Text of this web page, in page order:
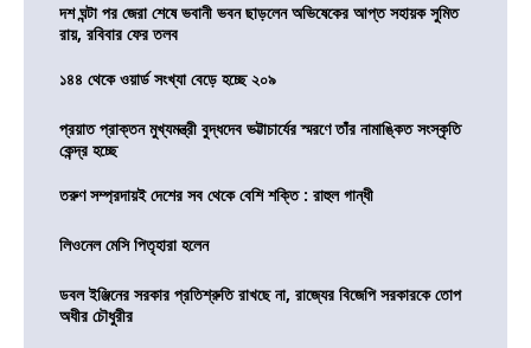
দশ ঘন্টা পর জেরা শেষে ভবানী ভবন ছাড়লেন অভিষেকের আপ্ত সহায়ক সুমিত
রায়, রবিবার ফের তলব
১৪৪ থেকে ওয়ার্ড সংখ্যা বেড়ে হচ্ছে ২০৯
প্রয়াত প্রাক্তন মুখ্যমন্ত্রী বুদ্ধদেব ভট্টাচার্যের স্মরণে তাঁর নামাঙ্কিত সংস্কৃতি
কেন্দ্র হচ্ছে
তরুণ সম্প্রদায়ই দেশের সব থেকে বেশি শক্তি : রাহুল গান্ধী
লিওনেল মেসি পিতৃহারা হলেন
ডবল ইঞ্জিনের সরকার প্রতিশ্রুতি রাখছে না, রাজ্যের বিজেপি সরকারকে তোপ
অধীর চৌধুরীর